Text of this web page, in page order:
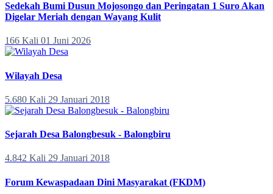
Sedekah Bumi Dusun Mojosongo dan Peringatan 1 Suro Akan
Digelar Meriah dengan Wayang Kulit
166 Kali 01 Juni 2026
Wilayah Desa
5.680 Kali 29 Januari 2018
Sejarah Desa Balongbesuk - Balongbiru
4.842 Kali 29 Januari 2018
Forum Kewaspadaan Dini Masyarakat (FKDM)